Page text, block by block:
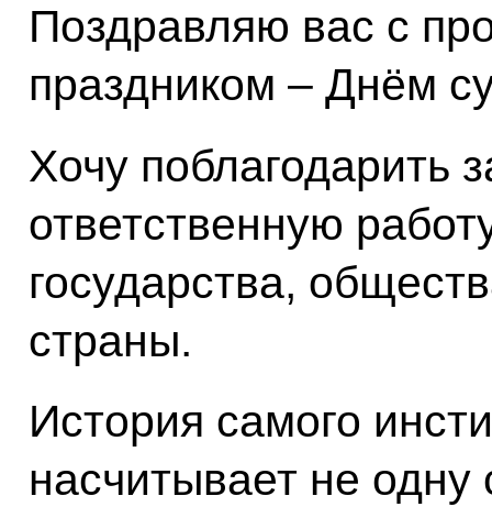
Поздравляю вас с
праздником – Днём
Хочу поблагодарить
ответственную
государства,
страны.
История самого
насчитывает не одну